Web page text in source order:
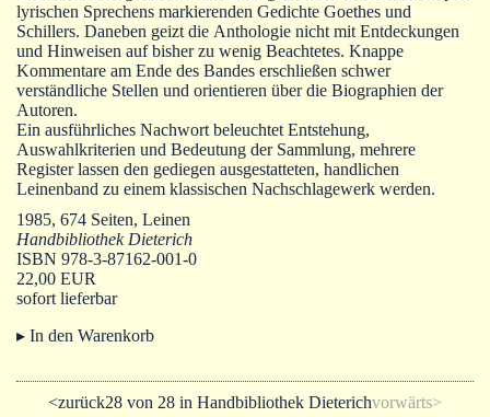
lyrischen Sprechens markierenden Gedichte Goethes und
Schillers. Daneben geizt die Anthologie nicht mit Entdeckungen
und Hinweisen auf bisher zu wenig Beachtetes. Knappe
Kommentare am Ende des Bandes erschließen schwer
verständliche Stellen und orientieren über die Biographien der
Autoren.
Ein ausführliches Nachwort beleuchtet Entstehung,
Auswahlkriterien und Bedeutung der Sammlung, mehrere
Register lassen den gediegen ausgestatteten, handlichen
Leinenband zu einem klassischen Nachschlagewerk werden.
1985, 674 Seiten, Leinen
Handbibliothek Dieterich
ISBN 978-3-87162-001-0
22,00 EUR
sofort lieferbar
▸ In den Warenkorb
<zurück28 von 28 in Handbibliothek Dieterichvorwärts>